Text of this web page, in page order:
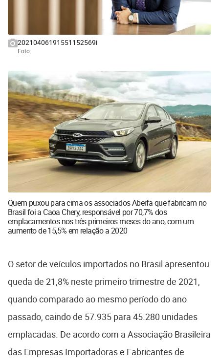
20210406191551152569i
Foto:
Quem puxou para cima os associados Abeifa que fabricam no
Brasil foi a Caoa Chery, responsável por 70,7% dos
emplacamentos nos três primeiros meses do ano, com um
aumento de 15,5% em relação a 2020
O setor de veículos importados no Brasil apresentou
queda de 21,8% neste primeiro trimestre de 2021,
quando comparado ao mesmo período do ano
passado, caindo de 57.935 para 45.280 unidades
emplacadas. De acordo com a Associação Brasileira
das Empresas Importadoras e Fabricantes de